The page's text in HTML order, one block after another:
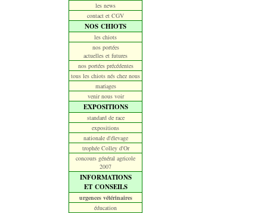
les news
contact et CGV
NOS CHIOTS
les chiots
nos portées
actuelles et futures
nos portées précédentes
tous les chiots nés chez nous
mariages
venir nous voir
EXPOSITIONS
standard de race
expositions
nationale d'élevage
trophée Colley d'Or
concours général agricole
2007
INFORMATIONS
ET CONSEILS
urgences vétérinaires
éducation